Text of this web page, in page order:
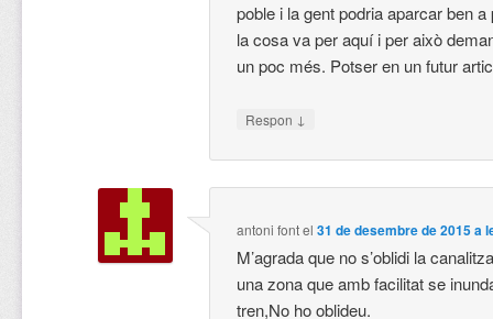
poble i la gent podria aparcar ben
la cosa va per aquí i per això
un poc més. Potser en un futur
Respon ↓
antoni fontel31 de desembre de 2015 a
M’agrada que no s’oblidi la
una zona que amb facilitat se
tren,No ho oblideu.